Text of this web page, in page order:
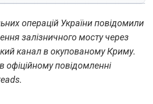
операцій України повідомили
залізничного мосту через
канал в окупованому Криму.
офіційному повідомленні